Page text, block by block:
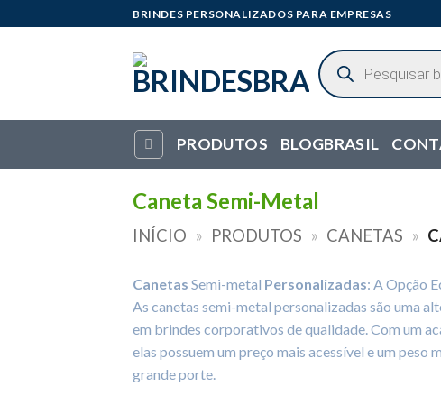
to
BRINDES PERSONALIZADOS PARA EMPRESAS
Pesquisar
produtos
PRODUTOS BLOGBRASIL
Caneta Semi-Metal
INÍCIO » PRODUTOS » CANETAS »
Canetas Semi-metal Personalizadas: A Opção
As canetas semi-metal personalizadas são uma
em brindes corporativos de qualidade. Com um
elas possuem um preço mais acessível e um peso
grande porte.